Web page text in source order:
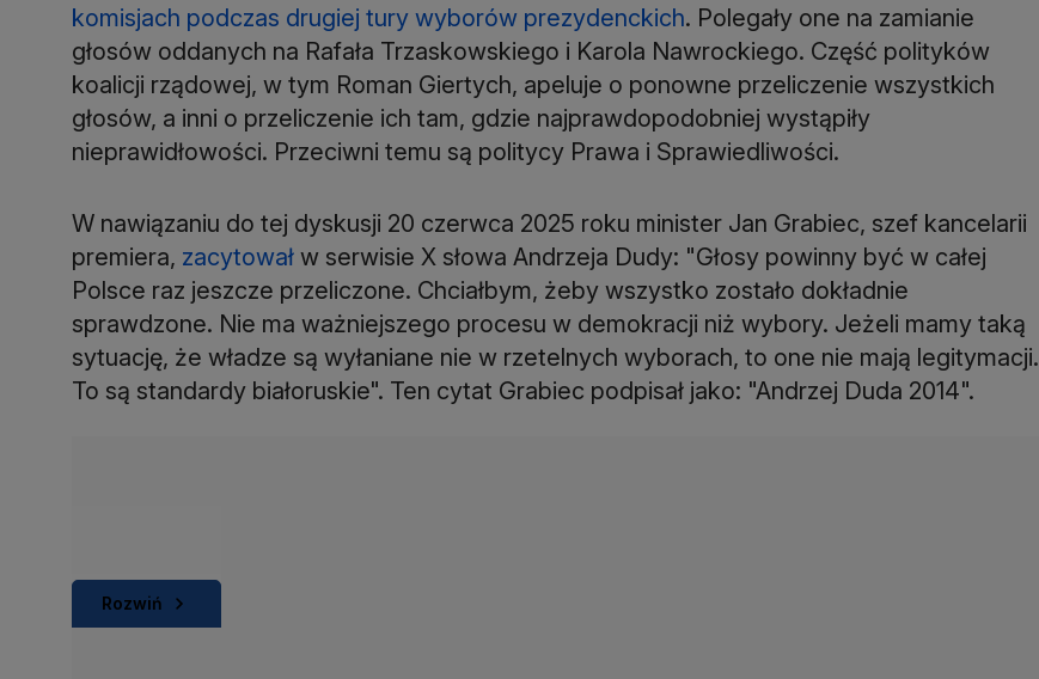
komisjach podczas drugiej tury wyborów prezydenckich. Polegały one na zamianie
głosów oddanych na Rafała Trzaskowskiego i Karola Nawrockiego. Część polityków
koalicji rządowej, w tym Roman Giertych, apeluje o ponowne przeliczenie wszystkich
głosów, a inni o przeliczenie ich tam, gdzie najprawdopodobniej wystąpiły
nieprawidłowości. Przeciwni temu są politycy Prawa i Sprawiedliwości.
W nawiązaniu do tej dyskusji 20 czerwca 2025 roku minister Jan Grabiec, szef kancelarii
premiera, zacytował w serwisie X słowa Andrzeja Dudy: "Głosy powinny być w całej
Polsce raz jeszcze przeliczone. Chciałbym, żeby wszystko zostało dokładnie
sprawdzone. Nie ma ważniejszego procesu w demokracji niż wybory. Jeżeli mamy taką
sytuację, że władze są wyłaniane nie w rzetelnych wyborach, to one nie mają legitymacji.
To są standardy białoruskie". Ten cytat Grabiec podpisał jako: "Andrzej Duda 2014".
Rozwiń